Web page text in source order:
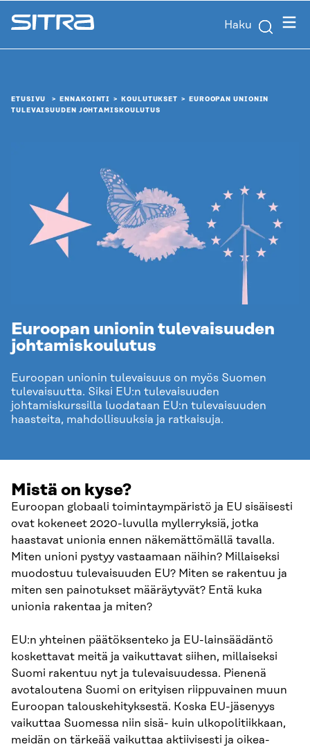
Siirry
suoraan
Sitra Haku
ETUSIVU ENNAKOINTI KOULUTUKSET
EUROOPAN UNIONIN
TULEVAISUUDEN JOHTAMIS­KOULUTUS
Euroopan unionin tulevaisuuden
johtamis­koulutus
Euroopan unionin tulevaisuus on myös Suomen
tulevaisuutta. Siksi EU:n tulevaisuuden
johtamiskurssilla luodataan EU:n tulevaisuuden
haasteita, mahdollisuuksia ja ratkaisuja.
Mistä on kyse?
Euroopan globaali toimintaympäristö ja EU sisäisesti
ovat kokeneet 2020-luvulla myllerryksiä, jotka
haastavat unionia ennen näkemättömällä tavalla.
Miten unioni pystyy vastaamaan näihin? Millaiseksi
muodostuu tulevaisuuden EU? Miten se rakentuu ja
miten sen painotukset määräytyvät? Entä kuka
unionia rakentaa ja miten?
EU:n yhteinen päätöksenteko ja EU-lainsäädäntö
koskettavat meitä ja vaikuttavat siihen, millaiseksi
Suomi rakentuu nyt ja tulevaisuudessa. Pienenä
avotaloutena Suomi on erityisen riippuvainen muun
Euroopan talouskehityksestä. Koska EU-jäsenyys
vaikuttaa Suomessa niin sisä- kuin ulkopolitiikkaan,
meidän on tärkeää vaikuttaa aktiivisesti ja oikea-